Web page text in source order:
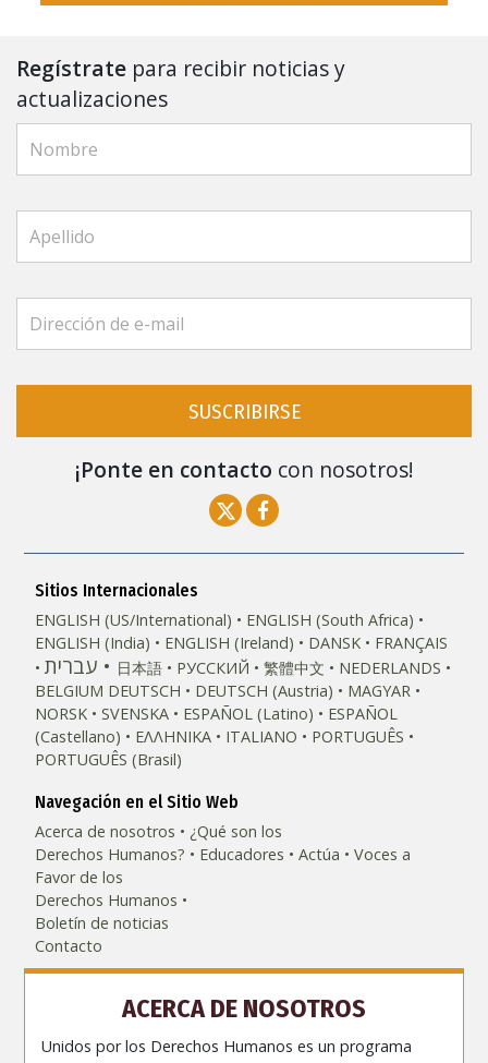
Regístrate para recibir noticias y
actualizaciones
SUSCRIBIRSE
¡Ponte en contacto con nosotros!
Sitios Internacionales
ENGLISH (US/International)
ENGLISH (South Africa)
ENGLISH (India)
ENGLISH (Ireland) DANSK FRANÇAIS
עברית 日本語 РУССКИЙ 繁體中文
NEDERLANDS
BELGIUM DEUTSCH DEUTSCH (Austria)
MAGYAR
NORSK
SVENSKA ESPAÑOL (Latino)
ESPAÑOL
(Castellano)
ΕΛΛΗΝΙΚA ITALIANO
PORTUGUÊS
PORTUGUÊS (Brasil)‎
Navegación en el Sitio Web
Acerca de nosotros
¿Qué son los
Derechos Humanos?
Educadores Actúa
Voces a
Favor de los
Derechos Humanos
Boletín de noticias
Contacto
ACERCA DE NOSOTROS
Unidos por los Derechos Humanos es un programa